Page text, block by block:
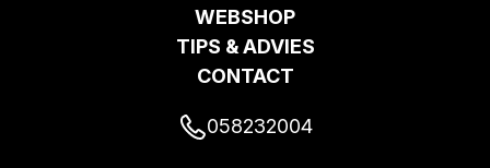
WEBSHOP
TIPS & ADVIES
CONTACT
058232004